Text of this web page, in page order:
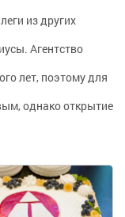
из других
Агентство
лет, поэтому для
однако открытие